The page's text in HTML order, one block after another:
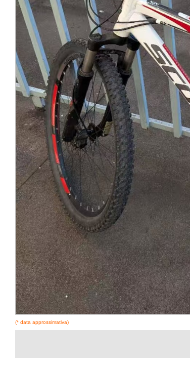
(* data approssimativa)